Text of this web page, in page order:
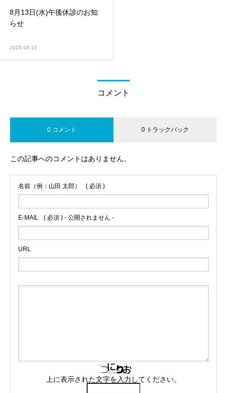
8月13日(水)午後休診のお知
らせ
2025.08.13
コメント
0 コメント 0 トラックバック
この記事へのコメントはありません。
名前（例：山田 太郎） ( 必須 )
E-MAIL ( 必須 ) - 公開されません -
URL
上に表示された文字を入力してください。